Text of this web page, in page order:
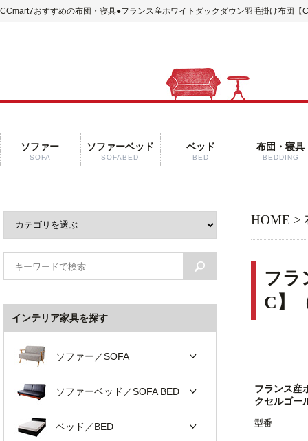
CCmart7おすすめの布団・寝具●フランス産ホワイトダックダウン羽毛掛け布団【
ソファー
SOFA
ソファーベッド
SOFABED
ベッド
BED
布団・寝具
BEDDING
HOME >
フラ
C】
フランス産
クセルゴー
型番
インテリア家具を探す
ソファー／SOFA
ソファーベッド／SOFA BED
ベッド／BED